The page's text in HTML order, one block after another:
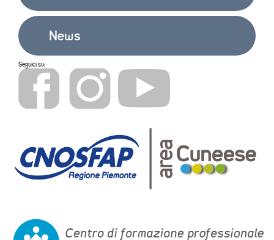
News
Seguici su: